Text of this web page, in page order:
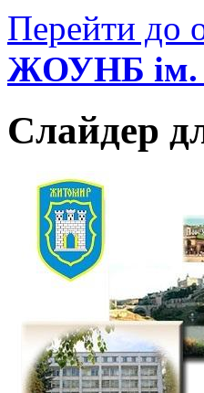
Перейти до
ЖОУНБ ім.
Слайдер